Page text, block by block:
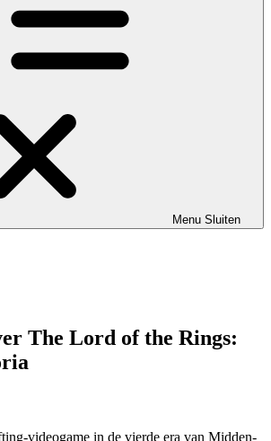
Menu Sluiten
The Lord of the Rings:
videogame in de vierde era van Midden-